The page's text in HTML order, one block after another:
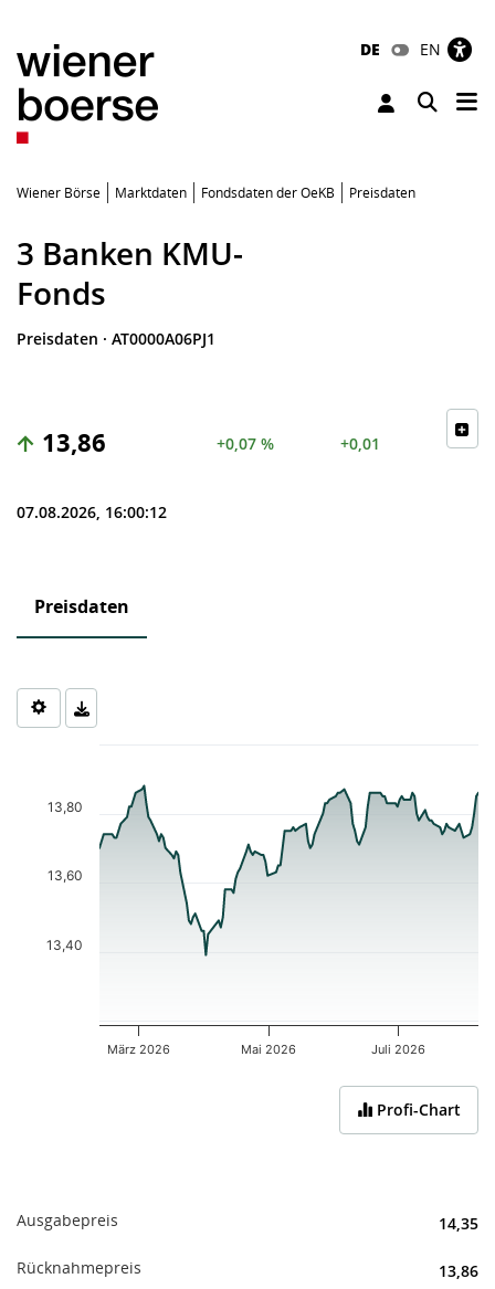
DE EN
Toggle
Wiener Börse Marktdaten Fondsdaten der OeKB Preisdaten
3 Banken KMU-
Fonds
Preisdaten · AT0000A06PJ1
13,86 +0,07 % +0,01
07.08.2026, 16:00:12
Preisdaten
Chart
The chart has 1 X axis displaying Time. Data ranges from 2026-
The chart has 1 Y axis displaying values. Data ranges from
März 2026 Mai 2026 Juli 2026
13,40
13,60
13,80
Profi-Chart
Ausgabepreis 14,35
Rücknahmepreis 13,86